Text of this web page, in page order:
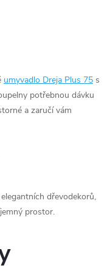
umyvadlo Dreja Plus 75 s
potřebnou dávku
a zaručí vám
dřevodekorů,
prostor.